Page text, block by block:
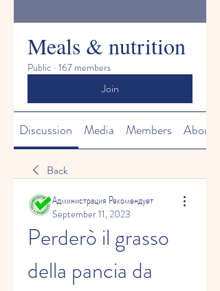
Meals & nutrition
Public · 167 members
Join
Discussion Media Members About
Back
Администрация Рекомендует
September 11, 2023
Perderò il grasso
della pancia da